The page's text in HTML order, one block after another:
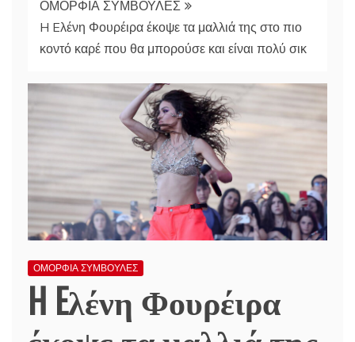
ΟΜΟΡΦΙΑ ΣΥΜΒΟΥΛΕΣ
H Eλένη Φουρέιρα έκοψε τα μαλλιά της στο πιο
κοντό καρέ που θα μπορούσε και είναι πολύ σικ
ΟΜΟΡΦΙΑ ΣΥΜΒΟΥΛΕΣ
H Eλένη Φουρέιρα